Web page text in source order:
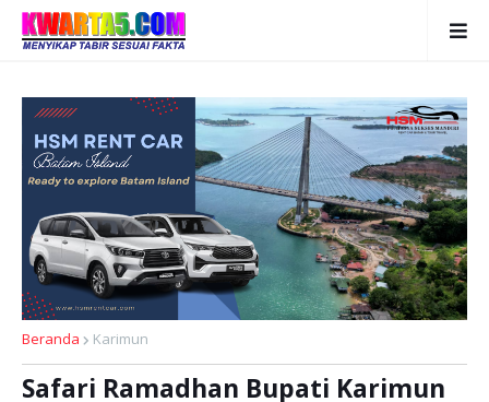
Beranda Karimun
Safari Ramadhan Bupati Karimun